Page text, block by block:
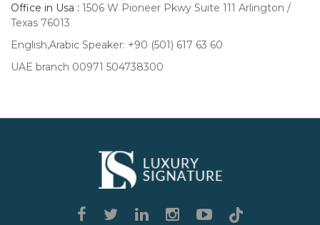
Office in Usa : 1506 W Pioneer Pkwy Suite 111 Arlington /
Texas 76013
English,Arabic Speaker: +90 (501) 617 63 60
UAE branch 00971 504738300